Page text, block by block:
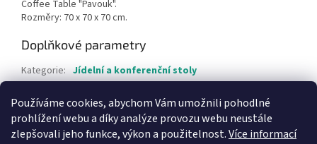
Používáme cookies, abychom Vám umožnili pohodlné
prohlížení webu a díky analýze provozu webu neustále
zlepšovali jeho funkce, výkon a použitelnost.Více informací
Coffee Table "Pavouk".
Rozměry: 70 x 70 x 70 cm.
Doplňkové parametry
Kategorie: Jídelní a konferenční stoly
Položka byla vyprodána…